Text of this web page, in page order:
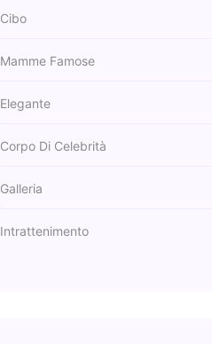
Cibo
Mamme Famose
Elegante
Corpo Di Celebrità
Galleria
Intrattenimento